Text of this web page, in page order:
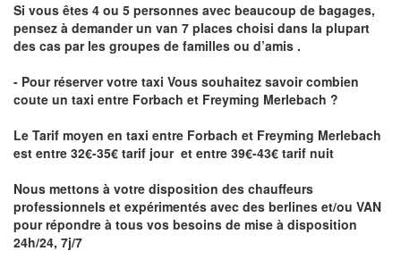
Si vous êtes 4 ou 5 personnes avec beaucoup de bagages,
pensez à demander un van 7 places choisi dans la plupart
des cas par les groupes de familles ou d’amis .
- Pour réserver votre taxi Vous souhaitez savoircombien
coute un taxi entre Forbach et Freyming Merlebach ?
Le Tarif moyen en taxi entre Forbach et Freyming Merlebach
est entre 32€-35€ tarif jour et entre 39€-43€ tarif nuit
Nous mettons à votre disposition des chauffeurs
professionnels et expérimentés avec des berlines et/ou VAN
pour répondre à tous vos besoins de mise à disposition
24h/24, 7j/7